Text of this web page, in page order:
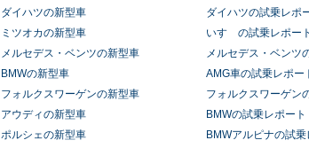
ダイハツの新型車
ミツオカの新型車
メルセデス・ベンツの新型車
BMWの新型車
フォルクスワーゲンの新型車
アウディの新型車
ポルシェの新型車
ダイハツの試乗レポ
いすゞの試乗レポート
メルセデス・ベンツ
AMG車の試乗レポー
フォルクスワーゲン
BMWの試乗レポート
BMWアルピナの試乗